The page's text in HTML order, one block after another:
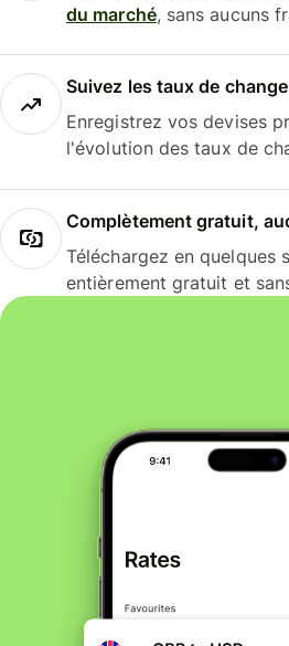
du marché, sans aucuns
Suivez les taux de
Enregistrez vos devises
l'évolution des taux de
Complètement gratuit,
Téléchargez en quelques
entièrement gratuit et